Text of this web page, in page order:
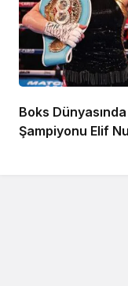
Boks
Şampiyonu Elif